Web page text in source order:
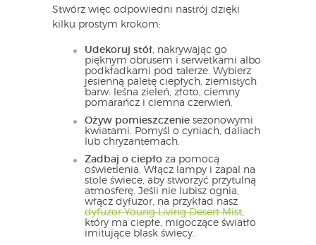
Stwórz więc odpowiedni nastrój dzięki
kilku prostym krokom:
Udekoruj stół , nakrywając go
pięknym obrusem i serwetkami albo
podkładkami pod talerze. Wybierz
jesienną paletę ciepłych, ziemistych
barw: leśna zieleń, złoto, ciemny
pomarańcz i ciemna czerwień.
Ożyw pomieszczenie sezonowymi
kwiatami. Pomyśl o cyniach, daliach
lub chryzantemach.
Zadbaj o ciepło za pomocą
oświetlenia. Włącz lampy i zapal na
stole świece, aby stworzyć przytulną
atmosferę. Jeśli nie lubisz ognia,
włącz dyfuzor, na przykład nasz
dyfuzor Young Living Desert Mist
który ma ciepłe, migoczące światło
imitujące blask świecy.